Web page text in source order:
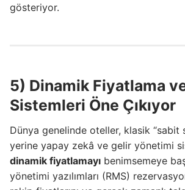
gösteriyor.
5) Dinamik Fiyatlama
Sistemleri Öne Çıkıyor
Dünya genelinde oteller, klasik “sabit
yerine yapay zekâ ve gelir yönetimi
dinamik fiyatlamayı benimsemeye
yönetimi yazılımları (RMS)